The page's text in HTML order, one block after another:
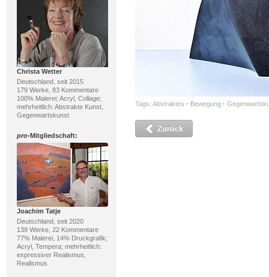
Christa Wetter
Deutschland, seit 2015
179 Werke, 83 Kommentare
100% Malerei; Acryl, Collage;
mehrheitlich: Abstrakte Kunst,
Gegenwartskunst
pro-Mitgliedschaft:
Joachim Tatje
Deutschland, seit 2020
139 Werke, 22 Kommentare
77% Malerei, 14% Druckgrafik;
Acryl, Tempera; mehrheitlich:
expressiver Realismus,
Realismus
Tags: Abstraktes · Bewegung ·
Zurück